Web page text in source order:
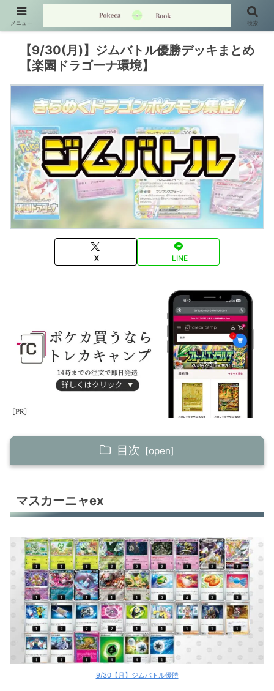
【9/30(月)】ジムバトル優勝デッキまとめ
【楽園ドラゴーナ環境】
X LINE
目次
カミツオロチex
ロトムV
エースバーンex
ドラパルトex
ソウブレイズex
ソウブレイズex
ソウブレイズex
マスカーニャex
9/30【月】ジムバトル優勝
メニュー 検索